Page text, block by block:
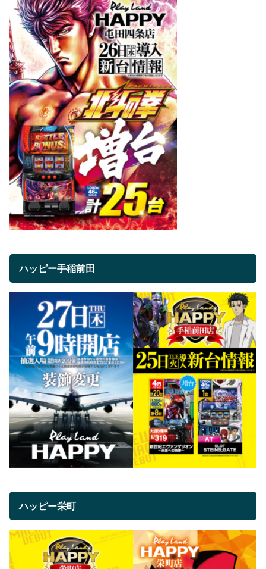
ハッピー手稲前田
ハッピー栄町